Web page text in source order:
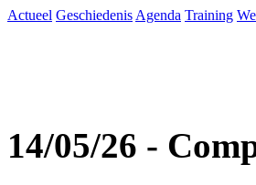
Actueel Geschiedenis Agenda Training
14/05/26 -